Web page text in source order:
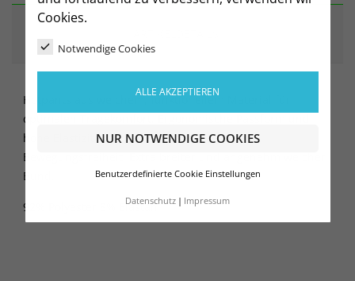
Cookies.
Notwendige Cookies
ALLE AKZEPTIEREN
NUR NOTWENDIGE COOKIES
Benutzerdefinierte Cookie Einstellungen
Datenschutz Impressum
Hotpants aus weichem, funktionellem Material für
optimalen Tragekomfort. Ergonomische Passform und
hohe Elastizität sorgen für hervorragende
Bewegungsfreiheit. Extra breiter und angenehm weicher
Bund.
92% Polyester 8% Elastan